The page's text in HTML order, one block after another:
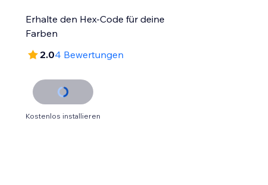
Erhalte den Hex-Code für deine
Farben
2.04 Bewertungen
Kostenlos installieren